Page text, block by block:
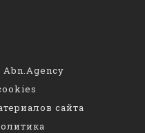
Abn.Agency
сайта